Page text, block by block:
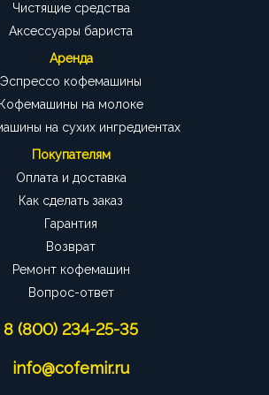
Чистящие средства
Аксессуары бариста
Аренда
Эспрессо кофемашины
Кофемашины на молоке
на сухих ингредиентах
Покупателям
Оплата и доставка
Как сделать заказ
Гарантия
Возврат
Ремонт кофемашин
Вопрос-ответ
8 (800) 234-25-35
info@cofemir.ru